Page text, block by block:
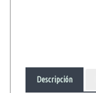
Descripción